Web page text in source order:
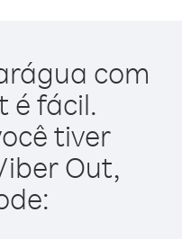
com
é fácil.
tiver
Out,